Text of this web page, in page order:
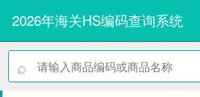
2026年海关HS编码查询系统
⌕